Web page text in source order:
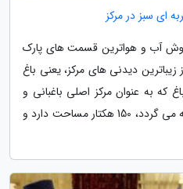
ای سبز در مرکز
آب و هواترین قسمت های پارک
زیباترین دیدنی های مرکز، یعنی باغ
که به عنوان مرکز اصلی باغبانی و
طبقه بندی گیاهان در ایران شناخته می گردد، 150 هکتار مساحت دارد و